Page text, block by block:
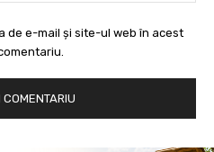
de e-mail și site-ul web în acest